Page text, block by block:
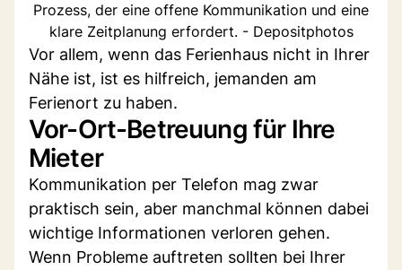
Prozess, der eine offene Kommunikation und eine
klare Zeitplanung erfordert. - Depositphotos
Vor allem, wenn das Ferienhaus nicht in Ihrer
Nähe ist, ist es hilfreich, jemanden am
Ferienort zu haben.
Vor-Ort-Betreuung für Ihre
Mieter
Kommunikation per Telefon mag zwar
praktisch sein, aber manchmal können dabei
wichtige Informationen verloren gehen.
Wenn Probleme auftreten sollten bei Ihrer